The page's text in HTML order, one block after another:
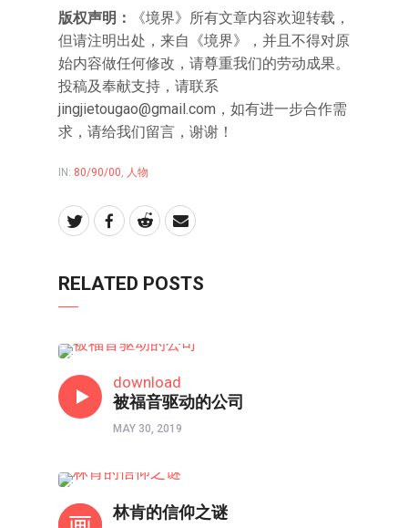
版权声明：
《境界》所有文章内容欢迎转载，
但请注明出处，来自《境界》，并且不得对原
始内容做任何修改，请尊重我们的劳动成果。
投稿及奉献支持，请联系
jingjietougao@gmail.com ，如有进一步合作需
求，请给我们留言，谢谢！
IN: 80/90/00, 人物
RELATED POSTS
download
被福音驱动的公司
MAY 30, 2019
林肯的信仰之谜